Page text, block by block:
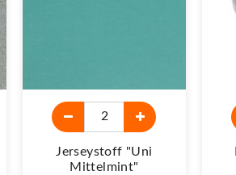
Jerseystoff "Uni
Mittelmint"